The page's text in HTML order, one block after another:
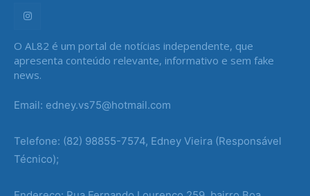
O AL82 é um portal de notícias independente, que
apresenta conteúdo relevante, informativo e sem fake
news.
Email: edney.vs75@hotmail.com
Telefone: (82) 98855-7574, Edney Vieira (Responsável
Técnico);